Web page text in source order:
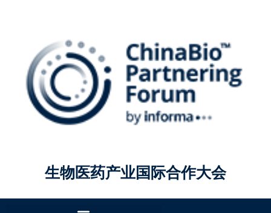
生物医药产业国际合作大会